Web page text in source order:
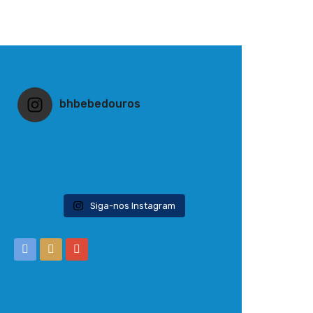
bhbebedouros
Siga-nos Instagram